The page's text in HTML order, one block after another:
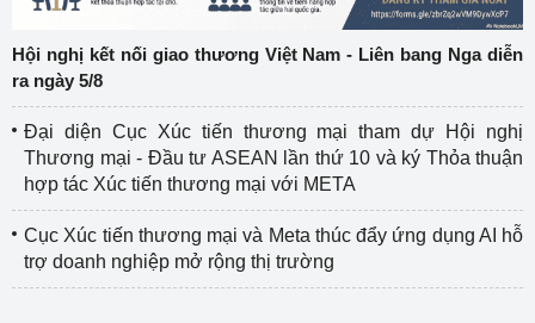
Hội nghị kết nối giao thương Việt Nam - Liên bang Nga diễn
ra ngày 5/8
Đại diện Cục Xúc tiến thương mại tham dự Hội nghị
Thương mại - Đầu tư ASEAN lần thứ 10 và ký Thỏa thuận
hợp tác Xúc tiến thương mại với META
Cục Xúc tiến thương mại và Meta thúc đẩy ứng dụng AI hỗ
trợ doanh nghiệp mở rộng thị trường